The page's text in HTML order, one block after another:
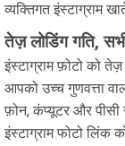
व्यक्तिगत इंस्टाग्राम
तेज़ लोडिंग गति,
इंस्टाग्राम फ़ोटो को
आपको उच्च गुणवत्ता
फ़ोन, कंप्यूटर और
इंस्टाग्राम फोटो लिंक